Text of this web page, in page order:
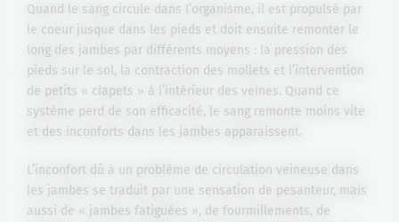
Quand le sang circule dans l’organisme, il est propulsé par
le coeur jusque dans les pieds et doit ensuite remonter le
long des jambes par différents moyens : la pression des
pieds sur le sol, la contraction des mollets et l’intervention
de petits « clapets » à l’intérieur des veines. Quand ce
système perd de son efficacité, le sang remonte moins vite
et des inconforts dans les jambes apparaissent.
L’inconfort dû à un problème de circulation veineuse dans
les jambes se traduit par une sensation de pesanteur, mais
aussi de « jambes fatiguées », de fourmillements, de